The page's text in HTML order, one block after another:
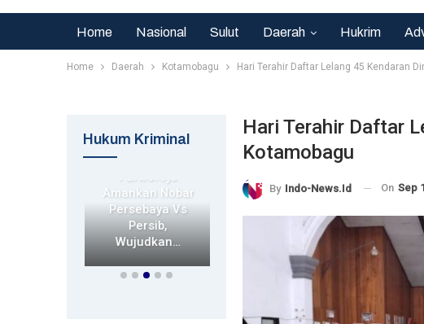
Home Nasional Sulut Daerah Hukrim
Home Daerah Kotamobagu Hari Terahir Daftar Lelang 45 Kendaran
Hari Terahir Daftar
Kotamobagu
By Indo-News.id On Sep
Hukum Kriminal
Amankan Nobar
Persebaya Vs
Persib,
Wujudkan…
Hukrim
Pasuruan Minta
Tim Internal
Usut Dugaan…